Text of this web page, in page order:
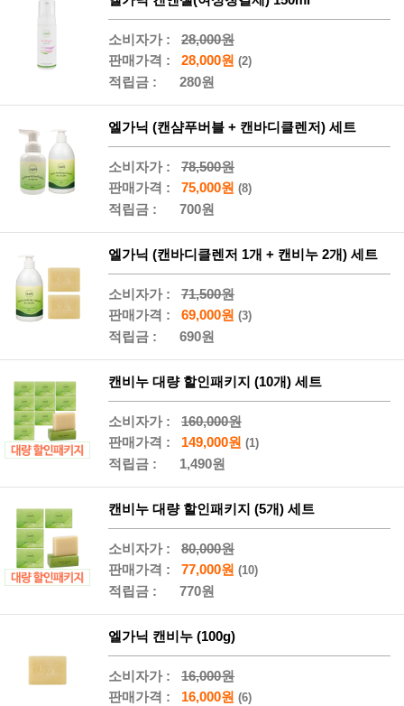
소비자가 :
28,000원
판매가격 :
28,000원 (2)
적립금 : 280원
엘가닉 (캔샴푸버블 + 캔바디클렌저) 세트
소비자가 :
78,500원
판매가격 :
75,000원 (8)
적립금 : 700원
엘가닉 (캔바디클렌저 1개 + 캔비누 2개) 세트
소비자가 :
71,500원
판매가격 :
69,000원 (3)
적립금 : 690원
캔비누 대량 할인패키지 (10개) 세트
소비자가 :
160,000원
판매가격 :
149,000원 (1)
적립금 : 1,490원
캔비누 대량 할인패키지 (5개) 세트
소비자가 :
80,000원
판매가격 :
77,000원 (10)
적립금 : 770원
엘가닉 캔비누 (100g)
소비자가 :
16,000원
판매가격 :
16,000원 (6)